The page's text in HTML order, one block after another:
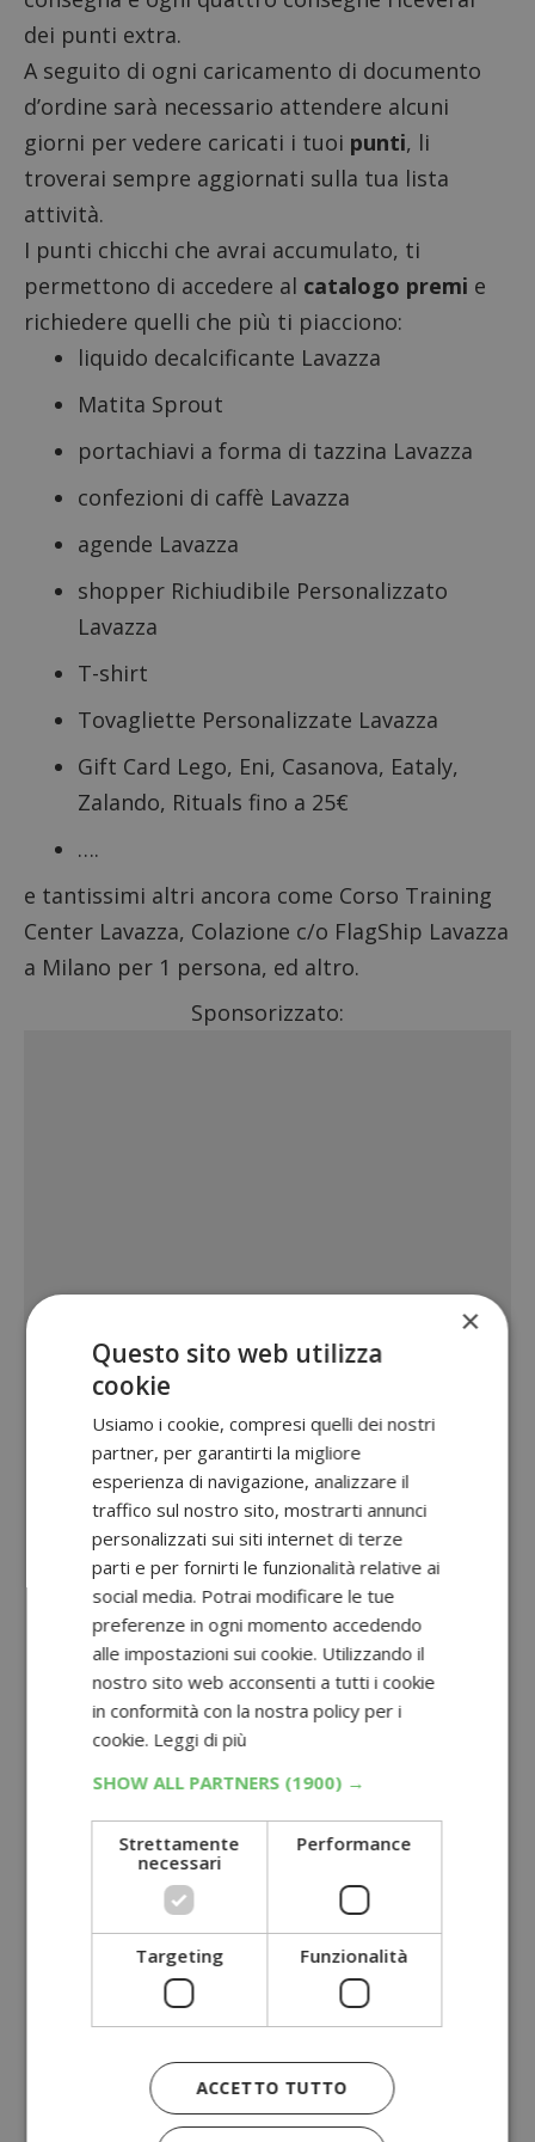
dei punti extra.
A seguito di ogni caricamento di documento
d’ordine sarà necessario attendere alcuni
giorni per vedere caricati i tuoi punti, li
troverai sempre aggiornati sulla tua lista
attività.
I punti chicchi che avrai accumulato, ti
permettono di accedere al catalogo premi e
richiedere quelli che più ti piacciono:
liquido decalcificante Lavazza
Matita Sprout
portachiavi a forma di tazzina Lavazza
confezioni di caffè Lavazza
agende Lavazza
shopper Richiudibile Personalizzato
Lavazza
T-shirt
Tovagliette Personalizzate Lavazza
Gift Card Lego, Eni, Casanova, Eataly,
Zalando, Rituals fino a 25€
….
e tantissimi altri ancora come Corso Training
Center Lavazza, Colazione c/o FlagShip Lavazza
a Milano per 1 persona, ed altro.
Sponsorizzato:
×
Questo sito web utilizza
cookie
Usiamo i cookie, compresi quelli dei nostri
partner, per garantirti la migliore
esperienza di navigazione, analizzare il
traffico sul nostro sito, mostrarti annunci
personalizzati sui siti internet di terze
parti e per fornirti le funzionalità relative ai
social media. Potrai modificare le tue
preferenze in ogni momento accedendo
alle impostazioni sui cookie. Utilizzando il
nostro sito web acconsenti a tutti i cookie
in conformità con la nostra policy per i
cookie. Leggi di più
SHOW ALL PARTNERS (1900) →
Strettamente
necessari
Performance
Targeting Funzionalità
ACCETTO TUTTO